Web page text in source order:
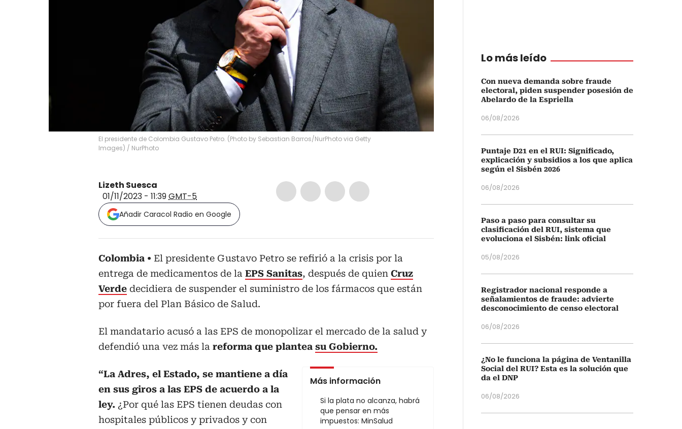
El presidente de Colombia Gustavo Petro. (Photo by Sebastian Barros/NurPhoto via Getty
Images) / NurPhoto
Lizeth Suesca
01/11/2023 - 11:39GMT-5
Añadir Caracol Radio en Google
Colombia
El presidente Gustavo Petro se refirió a la crisis por la
entrega de medicamentos de la EPS Sanitas, después de quien Cruz
Verde decidiera de suspender el suministro de los fármacos que están
por fuera del Plan Básico de Salud.
El mandatario acusó a las EPS de monopolizar el mercado de la salud y
defendió una vez más la reforma que plantea su Gobierno.
Más información
Si la plata no alcanza, habrá
que pensar en más
impuestos: MinSalud
“La Adres, el Estado, se mantiene a día
en sus giros a las EPS de acuerdo a la
ley. ¿Por qué las EPS tienen deudas con
hospitales públicos y privados y con
Lo más leído
Con nueva demanda sobre fraude
electoral, piden suspender posesión de
Abelardo de la Espriella
06/08/2026
Puntaje D21 en el RUI: Significado,
explicación y subsidios a los que aplica
según el Sisbén 2026
06/08/2026
Paso a paso para consultar su
clasificación del RUI, sistema que
evoluciona el Sisbén: link oficial
05/08/2026
Registrador nacional responde a
señalamientos de fraude: advierte
desconocimiento de censo electoral
06/08/2026
¿No le funciona la página de Ventanilla
Social del RUI? Esta es la solución que
da el DNP
06/08/2026